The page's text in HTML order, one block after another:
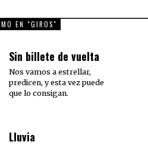
EN "GIROS"
Sin billete de vuelta
Nos vamos a estrellar,
predicen, y esta vez puede
que lo consigan.
Lluvia